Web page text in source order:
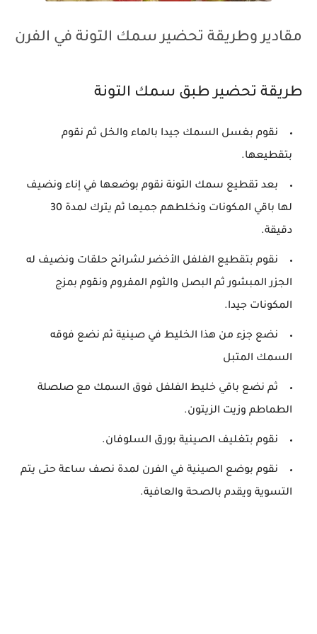
مقادير وطريقة تحضير سمك التونة في الفرن
طريقة تحضير طبق سمك التونة
نقوم بغسل السمك جيدا بالماء والخل ثم نقوم
بتقطيعها.
بعد تقطيع سمك التونة نقوم بوضعها في إناء ونضيف
لها باقي المكونات ونخلطهم جميعا ثم يترك لمدة 30
دقيقة.
نقوم بتقطيع الفلفل الأخضر لشرائح حلقات ونضيف له
الجزر المبشور ثم البصل والثوم المفروم ونقوم بمزج
المكونات جيدا.
نضع جزء من هذا الخليط في صينية ثم نضع فوقه
السمك المتبل
ثم نضع باقي خليط الفلفل فوق السمك مع صلصلة
الطماطم وزيت الزيتون.
نقوم بتغليف الصينية بورق السلوفان.
نقوم بوضع الصينية في الفرن لمدة نصف ساعة حتى يتم
التسوية ويقدم بالصحة والعافية.